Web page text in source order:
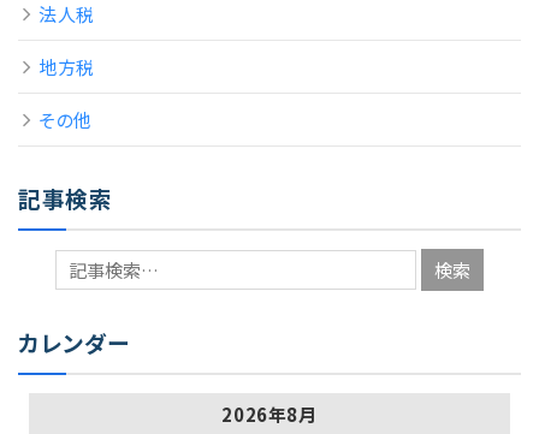
法人税
地方税
その他
記事検索
カレンダー
2026年8月